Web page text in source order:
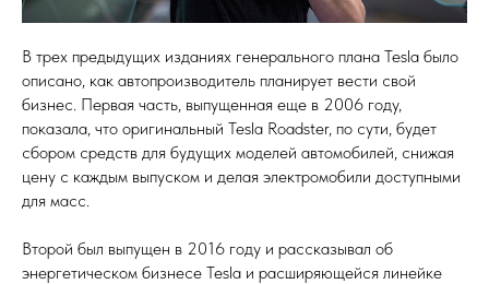
В трех предыдущих изданиях генерального плана Tesla было
описано, как автопроизводитель планирует вести свой
бизнес. Первая часть, выпущенная еще в 2006 году,
показала, что оригинальный Tesla Roadster, по сути, будет
сбором средств для будущих моделей автомобилей, снижая
цену с каждым выпуском и делая электромобили доступными
для масс.
Второй был выпущен в 2016 году и рассказывал об
энергетическом бизнесе Tesla и расширяющейся линейке